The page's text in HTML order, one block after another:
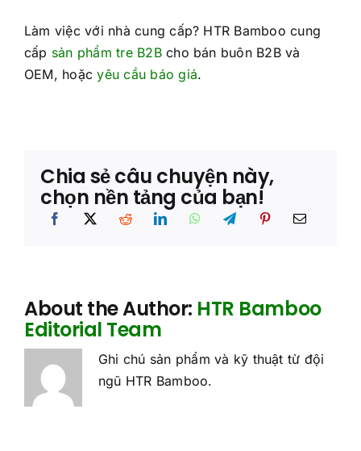
Làm việc với nhà cung cấp? HTR Bamboo cung
cấp sản phẩm tre B2Bcho bán buôn B2B và
OEM, hoặcyêu cầu báo giá.
Chia sẻ câu chuyện này,
chọn nền tảng của bạn!
About the Author: HTR Bamboo
Editorial Team
Ghi chú sản phẩm và kỹ thuật từ đội
ngũ HTR Bamboo.